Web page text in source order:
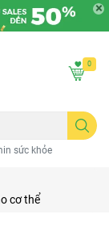
sức khỏe
0
cơ thể